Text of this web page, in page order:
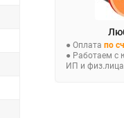
● Оплата по
● Работаем с
ИП и